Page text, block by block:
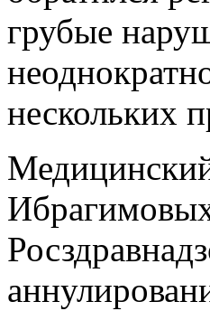
грубые
нескольких